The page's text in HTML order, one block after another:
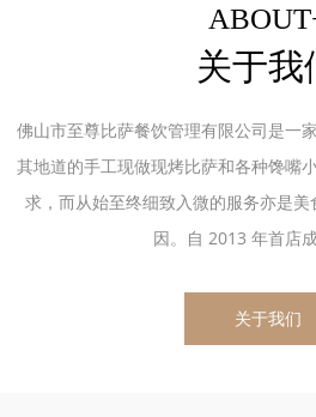
关于我
佛山市至尊比萨餐饮管理有限公司是一
其地道的手工现做现烤比萨和各种馋嘴
求，而从始至终细致入微的服务亦是
因。自 2013 年首店
关于我们